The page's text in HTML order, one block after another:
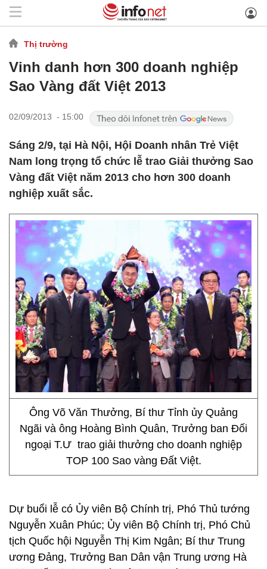
Thị trường
Vinh danh hơn 300 doanh nghiệp
Sao Vàng đất Việt 2013
02/09/2013 - 15:00
Sáng 2/9, tại Hà Nội, Hội Doanh nhân Trẻ Việt
Nam long trọng tổ chức lễ trao Giải thưởng Sao
Vàng đất Việt năm 2013 cho hơn 300 doanh
nghiệp xuất sắc.
Ông Võ Văn Thưởng, Bí thư Tỉnh ủy Quảng
Ngãi và ông Hoàng Bình Quân, Trưởng ban Đối
ngoại T.Ư trao giải thưởng cho doanh nghiệp
TOP 100 Sao vàng Đất Việt.
Dự buổi lễ có Ủy viên Bộ Chính trị, Phó Thủ tướng
Nguyễn Xuân Phúc; Ủy viên Bộ Chính trị, Phó Chủ
tịch Quốc hội Nguyễn Thị Kim Ngân; Bí thư Trung
ương Đảng, Trưởng Ban Dân vận Trung ương Hà